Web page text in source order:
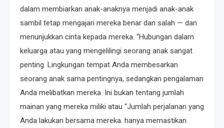
dalam membiarkan anak-anaknya menjadi anak-anak
sambil tetap mengajari mereka benar dan salah — dan
menunjukkan cinta kepada mereka. “Hubungan dalam
keluarga atau yang mengelilingi seorang anak sangat
penting. Lingkungan tempat Anda membesarkan
seorang anak sama pentingnya, sedangkan pengalaman
Anda melibatkan mereka. Ini bukan tentang jumlah
mainan yang mereka miliki atau “Jumlah perjalanan yang
Anda lakukan bersama mereka. hanya memastikan